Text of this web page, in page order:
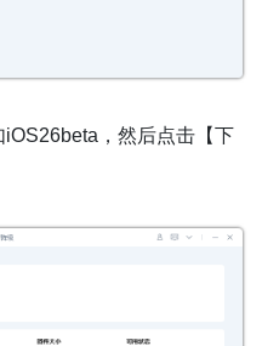
，然后点击【下